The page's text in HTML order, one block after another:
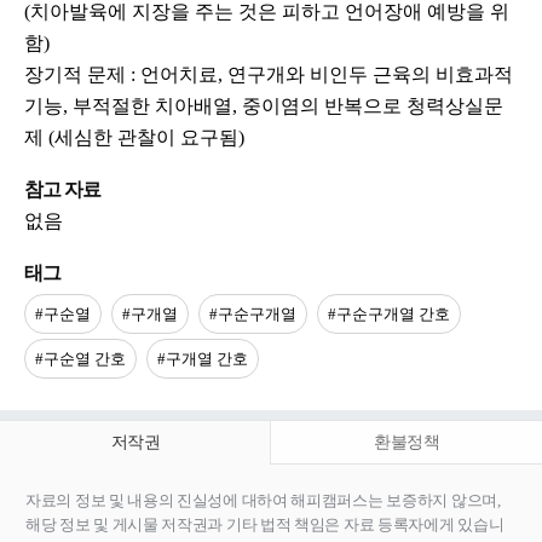
(치아발육에 지장을 주는 것은 피하고 언어장애 예방을 위
함)
장기적 문제 : 언어치료, 연구개와 비인두 근육의 비효과적
기능, 부적절한 치아배열, 중이염의 반복으로 청력상실문
제 (세심한 관찰이 요구됨)
참고 자료
없음
태그
#구순열 #구개열 #구순구개열 #구순구개열 간호
#구순열 간호 #구개열 간호
저작권 환불정책
자료의 정보 및 내용의 진실성에 대하여 해피캠퍼스는 보증하지 않으며,
해당 정보 및 게시물 저작권과 기타 법적 책임은 자료 등록자에게 있습니